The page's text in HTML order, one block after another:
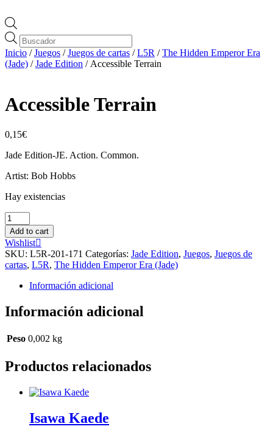
Búsqueda
de
productos
Inicio /Juegos /Juegos de cartas /L5R /The Hidden Emperor Era
(Jade) /Jade Edition / Accessible Terrain
Accessible Terrain
0,15€
Jade Edition-JE. Action. Common.
Artist: Bob Hobbs
Hay existencias
Accessible
Terrain
cantidad
Add to cart
Wishlist
SKU: L5R-201-171 Categorías: Jade Edition, Juegos, Juegos de
cartas, L5R, The Hidden Emperor Era (Jade)
Información adicional
Información adicional
Peso 0,002 kg
Productos relacionados
Isawa Kaede